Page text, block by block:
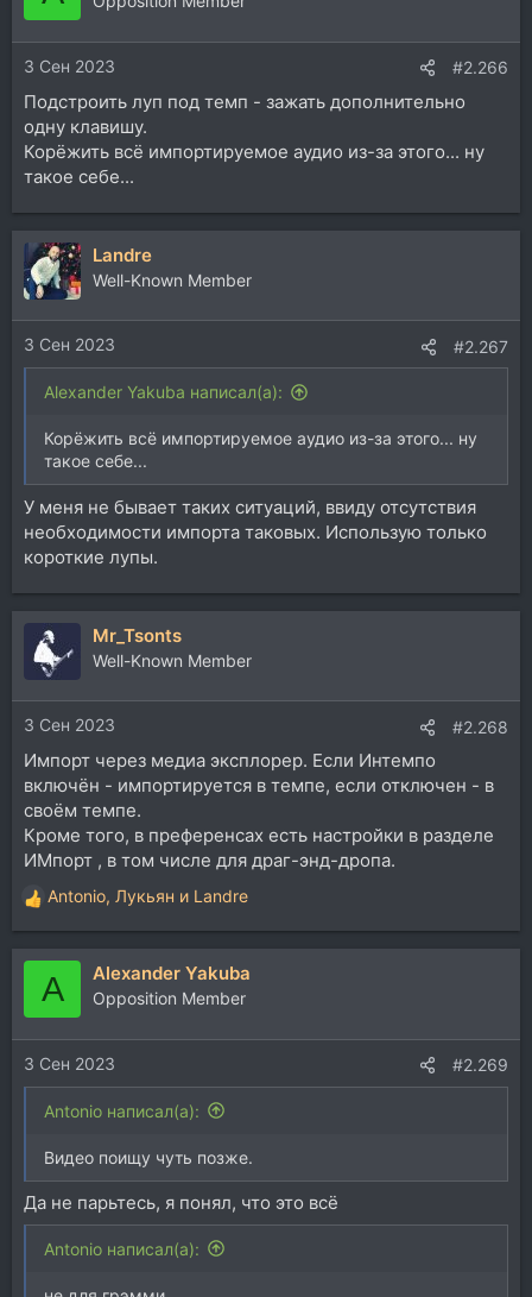
и
и
:3 Сен 2023 #2.266
Подстроить луп под темп - зажать дополнительно
одну клавишу.
Корёжить всё импортируемое аудио из-за этого... ну
такое себе...
Landre
Well-Known Member
3 Сен 2023 #2.267
Alexander Yakuba написал(а):
Корёжить всё импортируемое аудио из-за этого... ну
такое себе...
У меня не бывает таких ситуаций, ввиду отсутствия
необходимости импорта таковых. Использую только
короткие лупы.
Mr_Tsonts
Well-Known Member
3 Сен 2023 #2.268
Импорт через медиа эксплорер. Если Интемпо
включён - импортируется в темпе, если отключен - в
своём темпе.
Кроме того, в преференсах есть настройки в разделе
ИМпорт , в том числе для драг-энд-дропа.
Р
е
а
и
и
:
Antonio, Лукьян и Landre
A Alexander Yakuba
Opposition Member
3 Сен 2023 #2.269
Antonio написал(а):
Видео поищу чуть позже.
Да не парьтесь, я понял, что это всё
Antonio написал(а):